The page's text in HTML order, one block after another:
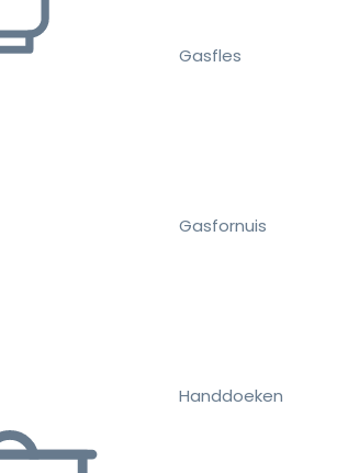
Gasfles
Gasfornuis
Handdoeken